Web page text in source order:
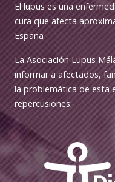
El lupus es una
cura que afecta
España
La Asociación Lupus
informar a afectados,
la problemática de esta
repercusiones.